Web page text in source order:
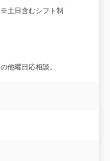
土日含むシフト制
他曜日応相談。